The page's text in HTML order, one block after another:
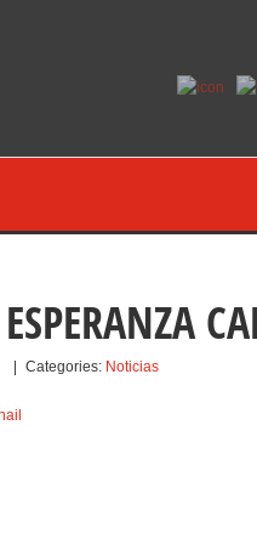
Categories: Noticias